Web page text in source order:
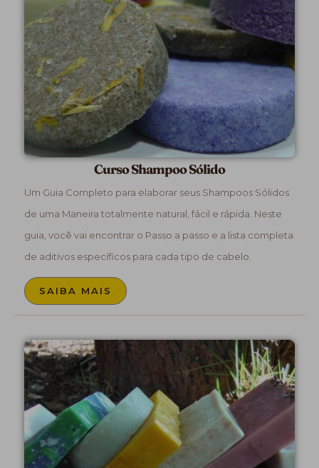
Curso Shampoo Sólido
Um Guia Completo para elaborar seus Shampoos Sólidos
de uma Maneira totalmente natural, fácil e rápida. Neste
guia, você vai encontrar o Passo a passo e a lista completa
de aditivos específicos para cada tipo de cabelo.
SAIBA MAIS